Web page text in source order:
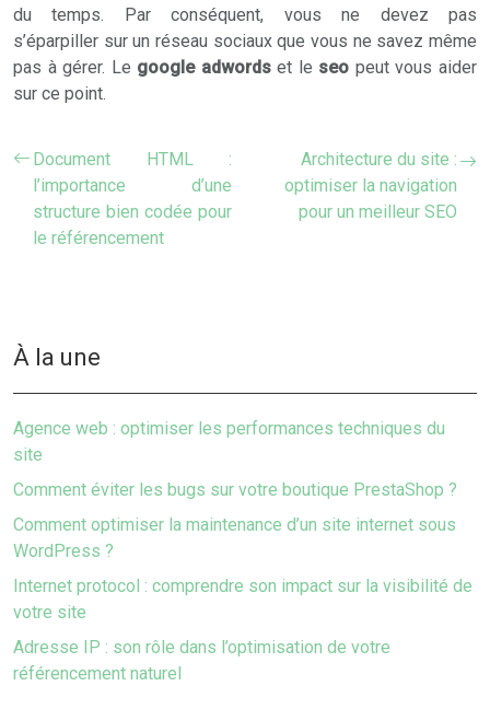
du temps. Par conséquent, vous ne devez pas
s’éparpiller sur un réseau sociaux que vous ne savez même
pas à gérer. Le google adwordset le seo peut vous aider
sur ce point.
Document HTML :
l’importance d’une
structure bien codée pour
le référencement
Architecture du site :
optimiser la navigation
pour un meilleur SEO
À la une
Agence web : optimiser les performances techniques du
site
Comment éviter les bugs sur votre boutique PrestaShop ?
Comment optimiser la maintenance d’un site internet sous
WordPress ?
Internet protocol : comprendre son impact sur la visibilité de
votre site
Adresse IP : son rôle dans l’optimisation de votre
référencement naturel